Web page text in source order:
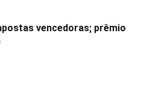
vencedoras; prêmio